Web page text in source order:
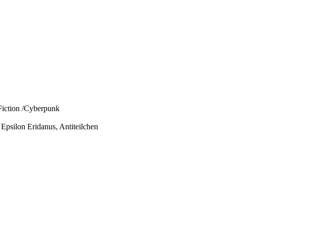
/Cyberpunk
Eridanus, Antiteilchen